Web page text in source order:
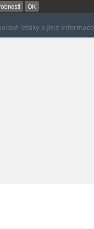
OK
letáky a jiné informace